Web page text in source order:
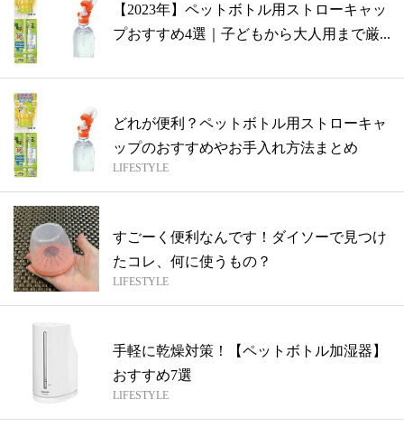
【2023年】ペットボトル用ストローキャッ
プおすすめ4選｜子どもから大人用まで厳...
どれが便利？ペットボトル用ストローキャ
ップのおすすめやお手入れ方法まとめ
LIFESTYLE
すごーく便利なんです！ダイソーで見つけ
たコレ、何に使うもの？
LIFESTYLE
手軽に乾燥対策！【ペットボトル加湿器】
おすすめ7選
LIFESTYLE